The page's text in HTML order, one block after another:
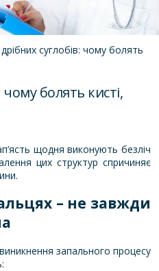
суглобів: чому болять
болять кисті,
щодня виконують безліч
цих структур спричиняє
– не завжди
запального процесу